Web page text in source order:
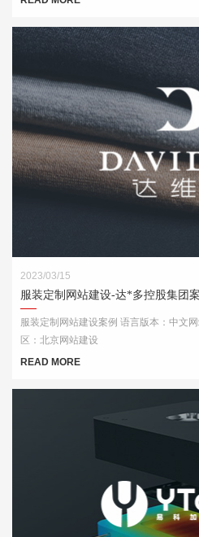
2023/03/15
服装定制网站建设-达*多控股集团
服装定制网站建设案例 语言版本：中文
区：北京网站建设
READ MORE